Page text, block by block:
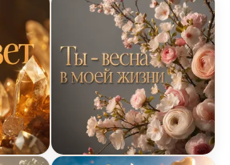
Тебя с кристаллами
Открытка Я Люблю Тебя